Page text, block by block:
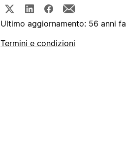
Ultimo aggiornamento: 56 anni fa
Termini e condizioni